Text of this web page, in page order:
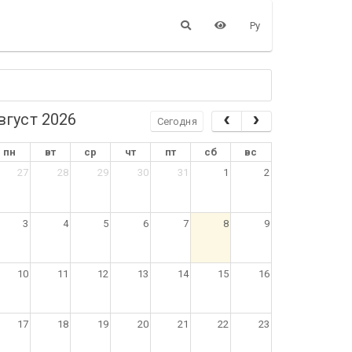
Ру
2026 Сегодня
пн вт ср чт пт сб
вс
27
28 29 30 31 1 2
3 4 5 6 7 8 9
10 11 12 13 14 15 16
17 18 19 20 21 22 23